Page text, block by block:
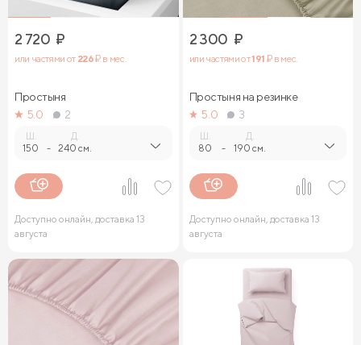
2 720 ₽
или частями от 226₽ в мес.
Простыня
5.0
2
150 -
Д.
240 см.
Доступно онлайн, доставка 13
августа
2 300 ₽
или частями от191 ₽ в мес.
Простыня на резинке
5.0
3
80 -
Д.
190 см.
Доступно онлайн, доставка 13
августа